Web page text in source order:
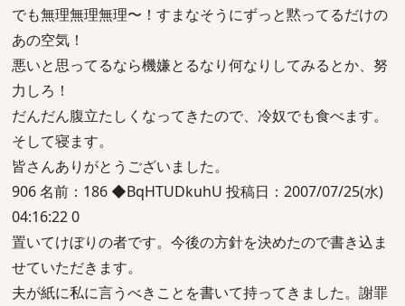
でも無理無理無理〜！すまなそうにずっと黙ってるだけの
あの空気！
悪いと思ってるなら機嫌とるなり何なりしてみるとか、努
力しろ！
だんだん腹立たしくなってきたので、冷奴でも食べます。
そして寝ます。
皆さんありがとうございました。
906 名前：186 ◆BqHTUDkuhU 投稿日：2007/07/25(水)
04:16:22 0
置いてけぼりの者です。今後の方針を決めたので書き込ま
せていただきます。
夫が紙に私に言うべきことを書いて持ってきました。謝罪